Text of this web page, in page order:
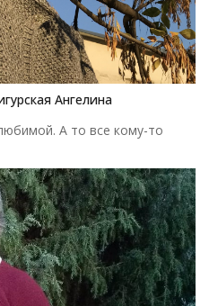
Ангелина
А то все кому-то